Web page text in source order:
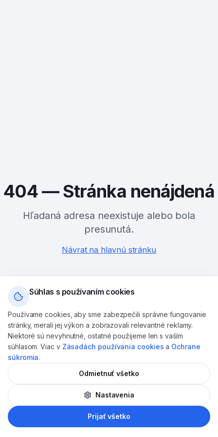
404 — Stránka nenájdená
Hľadaná adresa neexistuje alebo bola
presunutá.
Návrat na hlavnú stránku
Súhlas s používaním cookies
Používame cookies, aby sme zabezpečili správne fungovanie
stránky, merali jej výkon a zobrazovali relevantné reklamy.
Niektoré sú nevyhnutné, ostatné použijeme len s vaším
súhlasom. Viac v Zásadách používania cookies a Ochrane
súkromia.
Odmietnuť všetko
Nastavenia
Prijať všetko